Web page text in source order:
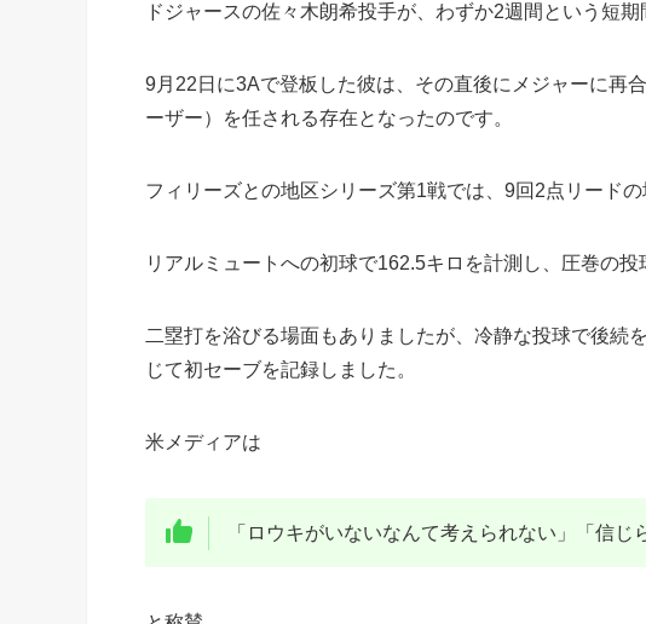
ドジャースの佐々木朗希投手が、わずか2週間という短
9月22日に3Aで登板した彼は、その直後にメジャーに再
ーザー）を任される存在となったのです。
フィリーズとの地区シリーズ第1戦では、9回2点リードの
リアルミュートへの初球で162.5キロを計測し、圧巻の投
二塁打を浴びる場面もありましたが、冷静な投球で後続
じて初セーブを記録しました。
米メディアは
「ロウキがいないなんて考えられない」「信じ